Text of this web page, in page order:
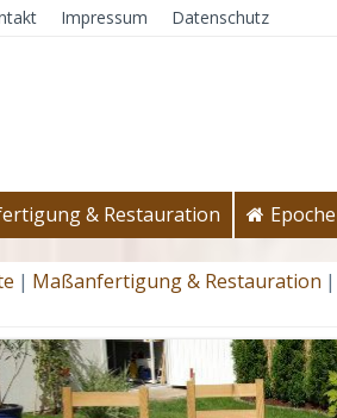
Impressum Datenschutz
& Restauration
| Maßanfertigung & Restauration |